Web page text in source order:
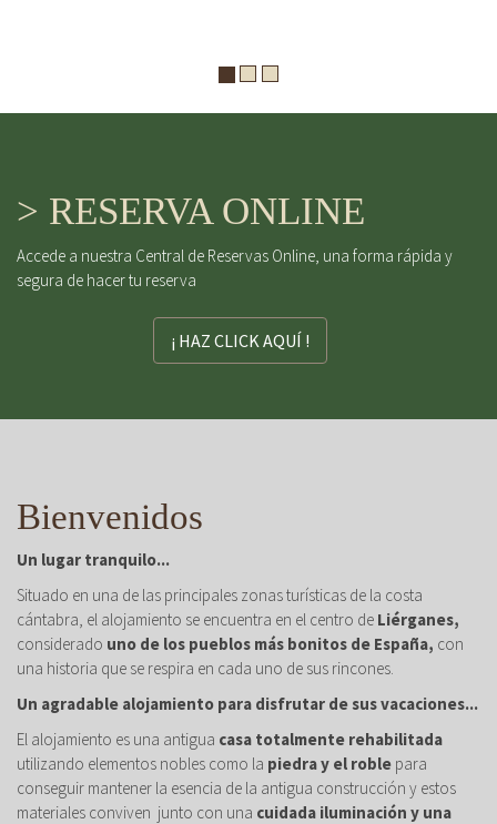
> RESERVA ONLINE
Accede a nuestra Central de Reservas Online, una forma rápida y
segura de hacer tu reserva
¡ HAZ CLICK AQUÍ !
Bienvenidos
Un lugar tranquilo...
Situado en una de las principales zonas turísticas de la costa
cántabra, el alojamiento se encuentra en el centro de Liérganes,
considerado uno de los pueblos más bonitos de España, con
una historia que se respira en cada uno de sus rincones.
Un agradable alojamiento para disfrutar de sus vacaciones...
El alojamiento es una antigua casa totalmente rehabilitada
utilizando elementos nobles como la piedra y el roble para
conseguir mantener la esencia de la antigua construcción y estos
materiales conviven junto con una cuidada iluminación y una